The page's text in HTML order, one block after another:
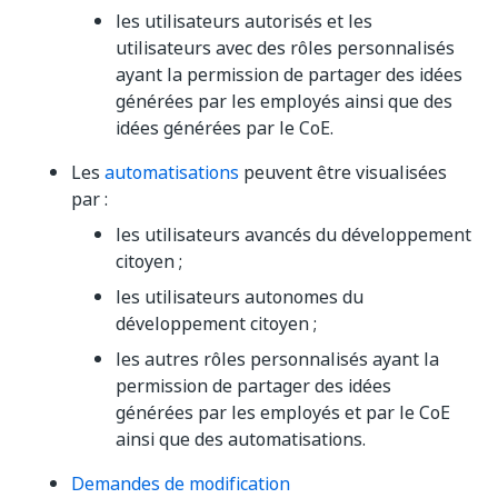
les utilisateurs autorisés et les
utilisateurs avec des rôles personnalisés
ayant la permission de partager des idées
générées par les employés ainsi que des
idées générées par le CoE.
Les automatisations peuvent être visualisées
par :
les utilisateurs avancés du développement
citoyen ;
les utilisateurs autonomes du
développement citoyen ;
les autres rôles personnalisés ayant la
permission de partager des idées
générées par les employés et par le CoE
ainsi que des automatisations.
Demandes de modification